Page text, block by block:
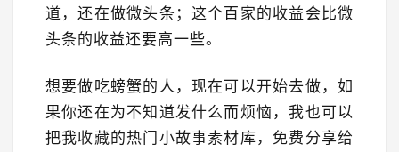
道，还在做微头条；这个百家的收益会比微
头条的收益还要高一些。
想要做吃螃蟹的人，现在可以开始去做，如
果你还在为不知道发什么而烦恼，我也可以
把我收藏的热门小故事素材库，免费分享给